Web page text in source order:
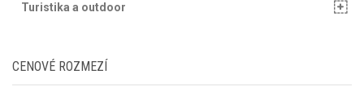
Turistika a outdoor
CENOVÉ ROZMEZÍ